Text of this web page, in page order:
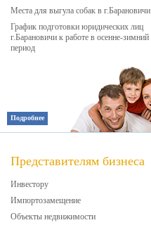
Места для выгула собак в г.Барановичи
График подготовки юридических лиц
г.Барановичи к работе в осенне-зимний
период
Подробнее
Представителям бизнеса
Инвестору
Импортозамещение
Объекты недвижимости